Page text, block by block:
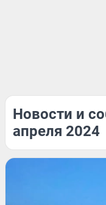
Новости и
апреля 2024